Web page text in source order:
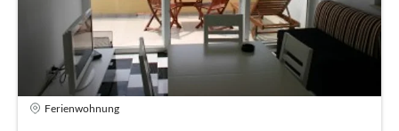
Ferienwohnung